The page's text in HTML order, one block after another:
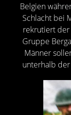
Belgien
Schlacht bei
rekrutiert der
Gruppe
Männer
unterhalb